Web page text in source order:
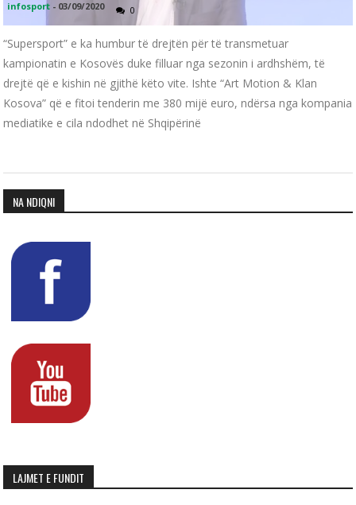
infosport - 03/09/2020 0
“Supersport” e ka humbur të drejtën për të transmetuar
kampionatin e Kosovës duke filluar nga sezonin i ardhshëm, të
drejtë që e kishin në gjithë këto vite. Ishte “Art Motion & Klan
Kosova” që e fitoi tenderin me 380 mijë euro, ndërsa nga kompania
mediatike e cila ndodhet në Shqipërinë
NA NDIQNI
LAJMET E FUNDIT